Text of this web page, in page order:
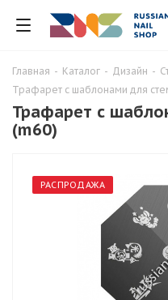
Главная - Каталог - Дизайн -
Трафарет с шаблонами для
Трафарет с
(m60)
РАСПРОДАЖА